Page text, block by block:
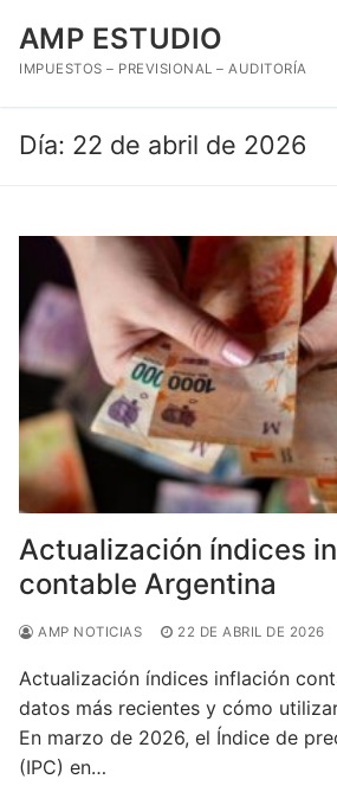
contenido
AMP ESTUDIO
IMPUESTOS – PREVISIONAL – AUDITORÍA
Buscar:
Día: 22 de abril de 2026
Actualización índices
contable Argentina
AMP NOTICIAS 22 DE ABRIL DE 2026
Actualización índices inflación
datos más recientes y cómo
En marzo de 2026, el Índice de
(IPC) en…